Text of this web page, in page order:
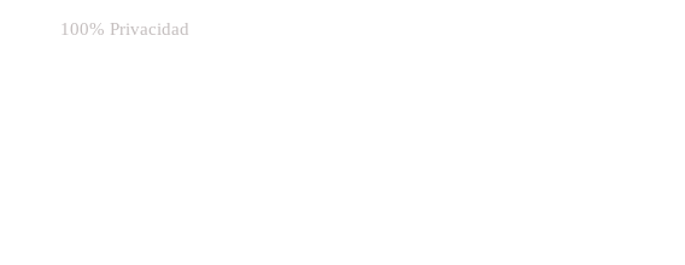
100% Privacidad